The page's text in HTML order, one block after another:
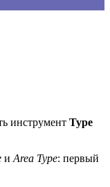
инструмент Type
и Area Type: первый